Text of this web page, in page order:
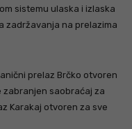
sistemu ulaska i izlaska
zadržavanja na prelazima
prelaz Brčko otvoren
zabranjen saobraćaj za
Karakaj otvoren za sve